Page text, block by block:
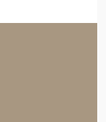
štadión Barnabéu ...